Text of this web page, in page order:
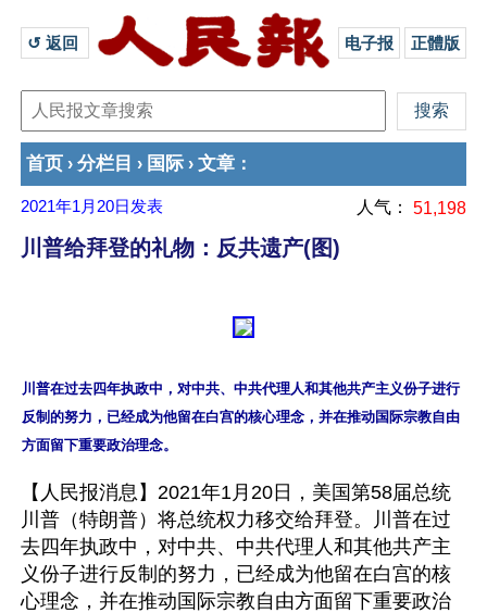
↺ 返回 电子报 正體版
首页 › 分栏目 › 国际 › 文章 ：
2021年1月20日 发表 人气： 51,198
川普给拜登的礼物：反共遗产(图)
川普在过去四年执政中，对中共、中共代理人和其他共产主义份子进行
反制的努力，已经成为他留在白宫的核心理念，并在推动国际宗教自由
【人民报消息】2021年1月20日，美国第58届总统
川普（特朗普）将总统权力移交给拜登。川普在过
去四年执政中，对中共、中共代理人和其他共产主
义份子进行反制的努力，已经成为他留在白宫的核
心理念，并在推动国际宗教自由方面留下重要政治